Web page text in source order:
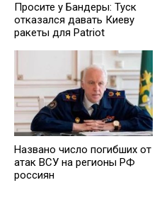
Просите у Бандеры: Туск
отказался давать Киеву
ракеты для Patriot
Названо число погибших от
атак ВСУ на регионы РФ
россиян